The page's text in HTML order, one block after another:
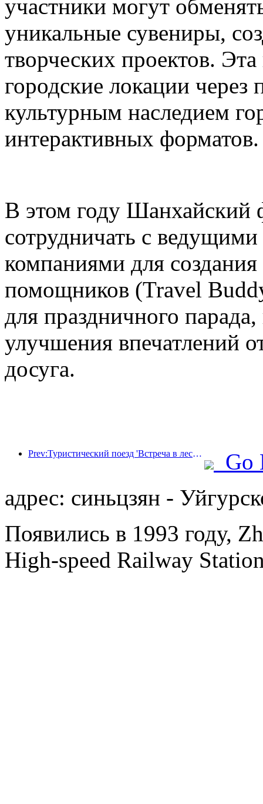
участники могут
уникальные сувениры,
творческих проектов.
городские локации через
культурным наследием
интерактивных форматов.
В этом году Шанхайский
сотрудничать с
компаниями для
помощников (Travel
для праздничного
улучшения впечатлений
досуга.
Prev:Туристический поезд 'Встреча в лесу Хулунбуир - Экспресс Дасинганлин - Поезд 'Звездный свет' - Путешествие в Тяньи' совершает свой первый рейс.
Go
адрес: синьцзян -
Появились в 1993 году,
High-speed Railway